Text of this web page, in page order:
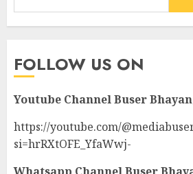
FOLLOW US ON
Youtube ChannelBuser
https://youtube.com/
si=hrRXtOFE_YfaWwj-